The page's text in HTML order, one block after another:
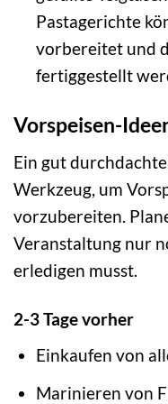
Pastagerichte
vorbereitet und
fertiggestellt
Vorspeisen-
Ein gut
Werkzeug, um
vorzubereiten.
Veranstaltung nur
erledigen musst.
2-3 Tage vorher
Einkaufen von
Marinieren von